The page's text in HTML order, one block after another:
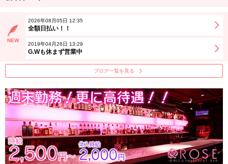
NEW
2026年08月05日 12:35
全額日払い！！
2019年04月26日 13:29
G.Wも休まず営業中
ブログ一覧を見る